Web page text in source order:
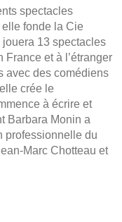
spectacles
fonde la Cie
13 spectacles
et à l’étranger
avec des comédiens
crée le
à écrire et
Barbara Monin a
professionnelle du
Marc Chotteau et